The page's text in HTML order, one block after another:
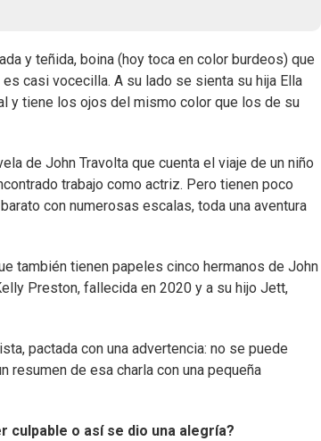
y teñida, boina (hoy toca en color burdeos) que
casi vocecilla. A su lado se sienta su hija Ella
y tiene los ojos del mismo color que los de su
de John Travolta que cuenta el viaje de un niño
trabajo como actriz. Pero tienen poco
con numerosas escalas, toda una aventura
también tienen papeles cinco hermanos de John
Preston, fallecida en 2020 y a su hijo Jett,
pactada con una advertencia: no se puede
resumen de esa charla con una pequeña
culpable o así se dio una alegría?